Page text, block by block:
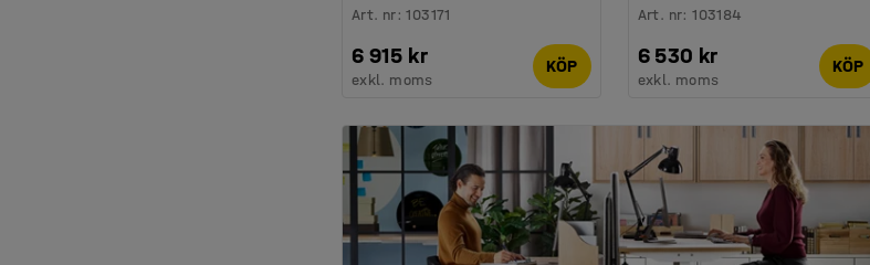
Art. nr:103171
6 915 kr
exkl. moms
KÖP
Art. nr:103184
6 530 kr
exkl. moms
KÖP